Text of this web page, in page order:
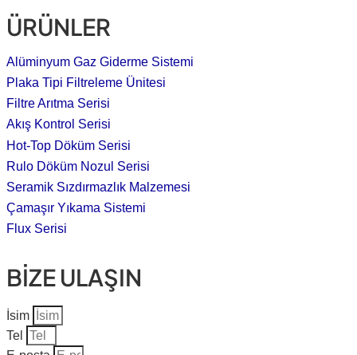
ÜRÜNLER
Alüminyum Gaz Giderme Sistemi
Plaka Tipi Filtreleme Ünitesi
Filtre Arıtma Serisi
Akış Kontrol Serisi
Hot-Top Döküm Serisi
Rulo Döküm Nozul Serisi
Seramik Sızdırmazlık Malzemesi
Çamaşır Yıkama Sistemi
Flux Serisi
BİZE ULAŞIN
İsim
Tel